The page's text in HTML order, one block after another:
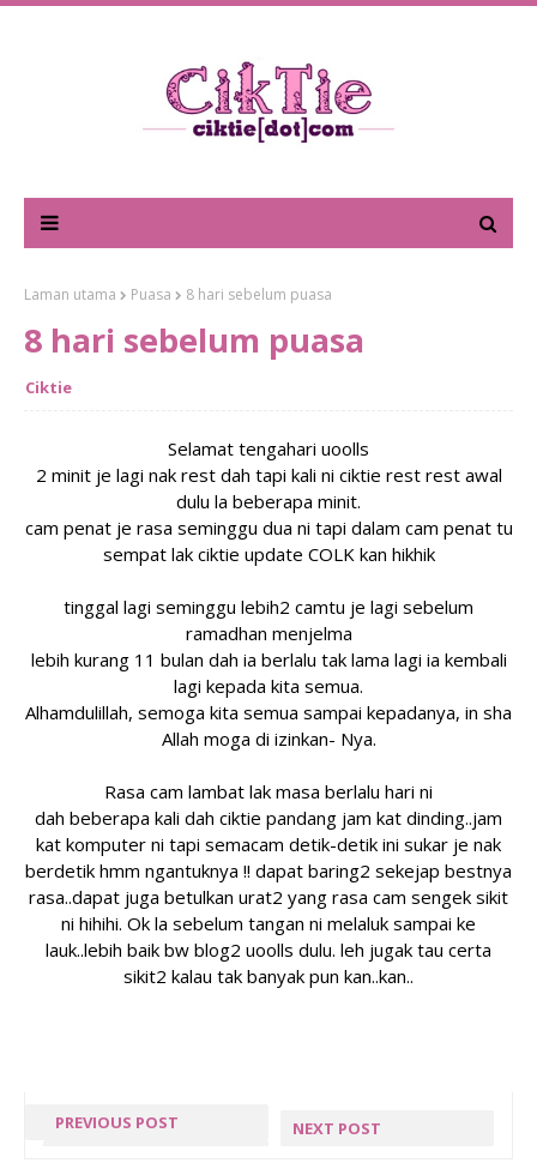
Laman utama Puasa 8 hari sebelum puasa
8 hari sebelum puasa
Ciktie
Selamat tengahari uoolls
2 minit je lagi nak rest dah tapi kali ni ciktie rest rest awal
dulu la beberapa minit.
cam penat je rasa seminggu dua ni tapi dalam cam penat tu
sempat lak ciktie update COLK kan hikhik
tinggal lagi seminggu lebih2 camtu je lagi sebelum
ramadhan menjelma
lebih kurang 11 bulan dah ia berlalu tak lama lagi ia kembali
lagi kepada kita semua.
Alhamdulillah, semoga kita semua sampai kepadanya, in sha
Allah moga di izinkan- Nya.
Rasa cam lambat lak masa berlalu hari ni
dah beberapa kali dah ciktie pandang jam kat dinding..jam
kat komputer ni tapi semacam detik-detik ini sukar je nak
berdetik hmm ngantuknya !! dapat baring2 sekejap bestnya
rasa..dapat juga betulkan urat2 yang rasa cam sengek sikit
ni hihihi. Ok la sebelum tangan ni melaluk sampai ke
lauk..lebih baik bw blog2 uoolls dulu. leh jugak tau certa
sikit2 kalau tak banyak pun kan..kan..
PREVIOUS POST NEXT POST